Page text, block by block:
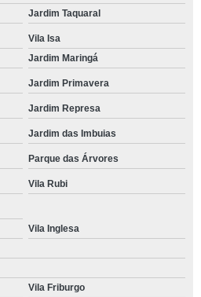
Jardim Taquaral
Vila Isa
Jardim Maringá
Jardim Primavera
Jardim Represa
Jardim das Imbuias
Parque das Árvores
Vila Rubi
Vila Inglesa
Vila Friburgo